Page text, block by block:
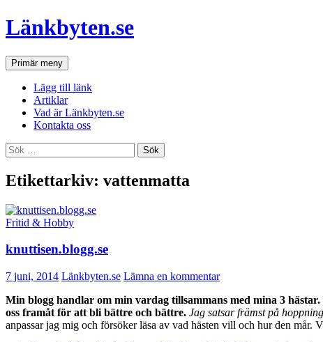
Hoppa
till
Länkbyten.se
SökPrimär meny
Lägg till länk
Artiklar
Vad är Länkbyten.se
Kontakta oss
Sök
efter:
Etikettarkiv: vattenmatta
Fritid & Hobby
knuttisen.blogg.se
7 juni, 2014 Länkbyten.se Lämna en kommentar
Min blogg handlar om min vardag tillsammans med mina 3
oss framåt för att bli bättre och bättre. Jag satsar främst på
anpassar jag mig och försöker läsa av vad hästen vill och hur den mår.